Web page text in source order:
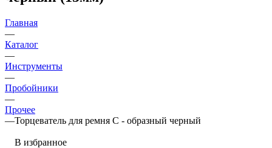
Главная
—
Каталог
—
Инструменты
—
Пробойники
—
Прочее
—Торцеватель для ремня С - образный черный
В избранное